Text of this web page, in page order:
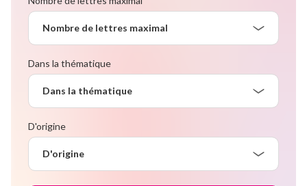
Nombre de lettres maximal
Dans la thématique
Dans la thématique
D'origine
D'origine